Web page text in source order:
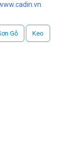
Gỗ Keo